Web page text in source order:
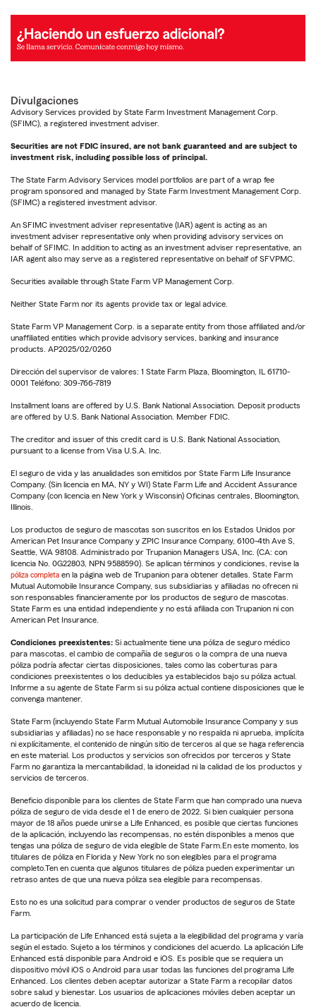
Divulgaciones
Advisory Services provided by State Farm Investment Management Corp.
(SFIMC), a registered investment adviser.
Securities are not FDIC insured, are not bank guaranteed and are subject to
investment risk, including possible loss of principal.
The State Farm Advisory Services model portfolios are part of a wrap fee
program sponsored and managed by State Farm Investment Management Corp.
(SFIMC) a registered investment advisor.
An SFIMC investment adviser representative (IAR) agent is acting as an
investment adviser representative only when providing advisory services on
behalf of SFIMC. In addition to acting as an investment adviser representative, an
IAR agent also may serve as a registered representative on behalf of SFVPMC.
Securities available through State Farm VP Management Corp.
Neither State Farm nor its agents provide tax or legal advice.
State Farm VP Management Corp. is a separate entity from those affiliated and/or
unaffiliated entities which provide advisory services, banking and insurance
products. AP2025/02/0260
Dirección del supervisor de valores: 1 State Farm Plaza, Bloomington, IL 61710-
0001 Teléfono: 309-766-7819
Installment loans are offered by U.S. Bank National Association. Deposit products
are offered by U.S. Bank National Association. Member FDIC.
The creditor and issuer of this credit card is U.S. Bank National Association,
pursuant to a license from Visa U.S.A. Inc.
El seguro de vida y las anualidades son emitidos por State Farm Life Insurance
Company. (Sin licencia en MA, NY y WI) State Farm Life and Accident Assurance
Company (con licencia en New York y Wisconsin) Oficinas centrales, Bloomington,
Illinois.
Los productos de seguro de mascotas son suscritos en los Estados Unidos por
American Pet Insurance Company y ZPIC Insurance Company, 6100-4th Ave S,
Seattle, WA 98108. Administrado por Trupanion Managers USA, Inc. (CA: con
licencia No. 0G22803, NPN 9588590). Se aplican términos y condiciones, revise la
póliza completa en la página web de Trupanion para obtener detalles. State Farm
Mutual Automobile Insurance Company, sus subsidiarias y afiliadas no ofrecen ni
son responsables financieramente por los productos de seguro de mascotas.
State Farm es una entidad independiente y no está afiliada con Trupanion ni con
American Pet Insurance.
Condiciones preexistentes: Si actualmente tiene una póliza de seguro médico
para mascotas, el cambio de compañía de seguros o la compra de una nueva
póliza podría afectar ciertas disposiciones, tales como las coberturas para
condiciones preexistentes o los deducibles ya establecidos bajo su póliza actual.
Informe a su agente de State Farm si su póliza actual contiene disposiciones que le
convenga mantener.
State Farm (incluyendo State Farm Mutual Automobile Insurance Company y sus
subsidiarias y afiliadas) no se hace responsable y no respalda ni aprueba, implícita
ni explícitamente, el contenido de ningún sitio de terceros al que se haga referencia
en este material. Los productos y servicios son ofrecidos por terceros y State
Farm no garantiza la mercantabilidad, la idoneidad ni la calidad de los productos y
servicios de terceros.
Beneficio disponible para los clientes de State Farm que han comprado una nueva
póliza de seguro de vida desde el 1 de enero de 2022. Si bien cualquier persona
mayor de 18 años puede unirse a Life Enhanced, es posible que ciertas funciones
de la aplicación, incluyendo las recompensas, no estén disponibles a menos que
tengas una póliza de seguro de vida elegible de State Farm.En este momento, los
titulares de póliza en Florida y New York no son elegibles para el programa
completo.Ten en cuenta que algunos titulares de póliza pueden experimentar un
retraso antes de que una nueva póliza sea elegible para recompensas.
Esto no es una solicitud para comprar o vender productos de seguros de State
Farm.
La participación de Life Enhanced está sujeta a la elegibilidad del programa y varía
según el estado. Sujeto a los términos y condiciones del acuerdo. La aplicación Life
Enhanced está disponible para Android e iOS. Es posible que se requiera un
dispositivo móvil iOS o Android para usar todas las funciones del programa Life
Enhanced. Los clientes deben aceptar autorizar a State Farm a recopilar datos
sobre salud y bienestar. Los usuarios de aplicaciones móviles deben aceptar un
acuerdo de licencia.